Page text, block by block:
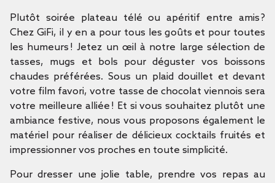
Plutôt soirée plateau télé ou apéritif entre amis ?
Chez GiFi, il y en a pour tous les goûts et pour toutes
les humeurs ! Jetez un œil à notre large sélection de
tasses, mugs et bols pour déguster vos boissons
chaudes préférées. Sous un plaid douillet et devant
votre film favori, votre tasse de chocolat viennois sera
votre meilleure alliée ! Et si vous souhaitez plutôt une
ambiance festive, nous vous proposons également le
matériel pour réaliser de délicieux cocktails fruités et
impressionner vos proches en toute simplicité.
Pour dresser une jolie table, prendre vos repas au